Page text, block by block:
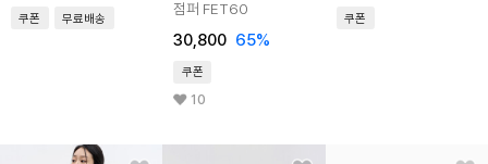
쿠폰 무료배송
점퍼 FET60
30,800 65%
쿠폰
10
쿠폰